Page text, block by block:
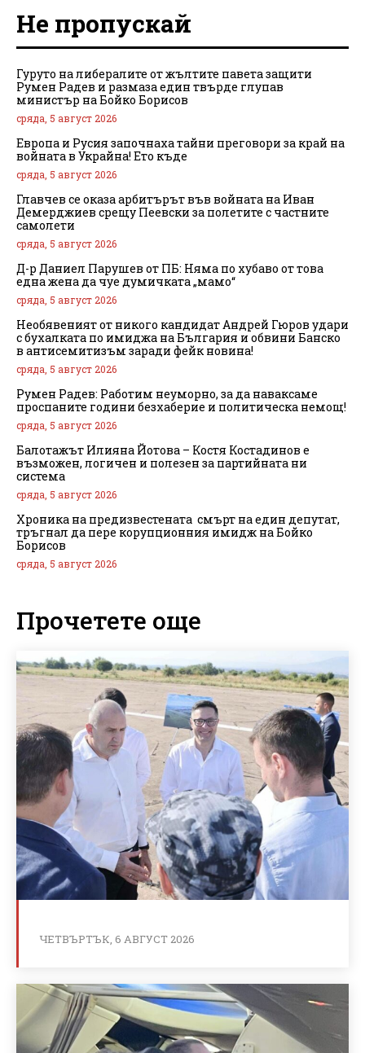
Не пропускай
Гуруто на либералите от жълтите павета защити
Румен Радев и размаза един твърде глупав
министър на Бойко Борисов
сряда, 5 август 2026
Европа и Русия започнаха тайни преговори за край на
войната в Украйна! Ето къде
сряда, 5 август 2026
Главчев се оказа арбитърът във войната на Иван
Демерджиев срещу Пеевски за полетите с частните
самолети
сряда, 5 август 2026
Д-р Даниел Парушев от ПБ: Няма по хубаво от това
една жена да чуе думичката „мамо“
сряда, 5 август 2026
Необявеният от никого кандидат Андрей Гюров удари
с бухалката по имиджа на България и обвини Банско
в антисемитизъм заради фейк новина!
сряда, 5 август 2026
Румен Радев: Работим неуморно, за да наваксаме
проспаните години безхаберие и политическа немощ!
сряда, 5 август 2026
Балотажът Илияна Йотова – Костя Костадинов е
възможен, логичен и полезен за партийната ни
система
сряда, 5 август 2026
Хроника на предизвестената смърт на един депутат,
тръгнал да пере корупционния имидж на Бойко
Борисов
сряда, 5 август 2026
Прочетете още
ЧЕТВЪРТЪК, 6 АВГУСТ 2026